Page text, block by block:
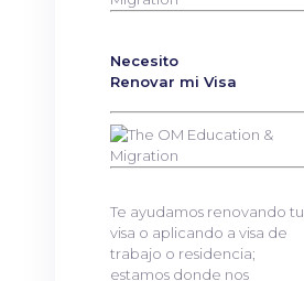
Necesito
Renovar mi Visa
Te ayudamos renovando tu
visa o aplicando a visa de
trabajo o residencia;
estamos donde nos